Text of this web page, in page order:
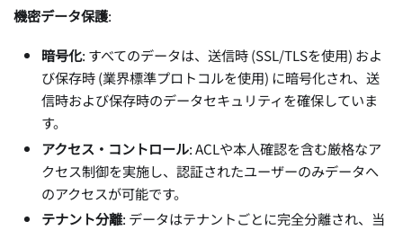
機密データ保護:
暗号化: すべてのデータは、送信時 (SSL/TLSを使用) およ
び保存時 (業界標準プロトコルを使用) に暗号化され、送
信時および保存時のデータセキュリティを確保していま
す。
アクセス・コントロール: ACLや本人確認を含む厳格なア
クセス制御を実施し、認証されたユーザーのみデータへ
のアクセスが可能です。
テナント分離: データはテナントごとに完全分離され、当